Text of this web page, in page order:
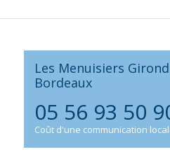
Les Menuisiers
Bordeaux
05 56 93 50
Coût d'une communication